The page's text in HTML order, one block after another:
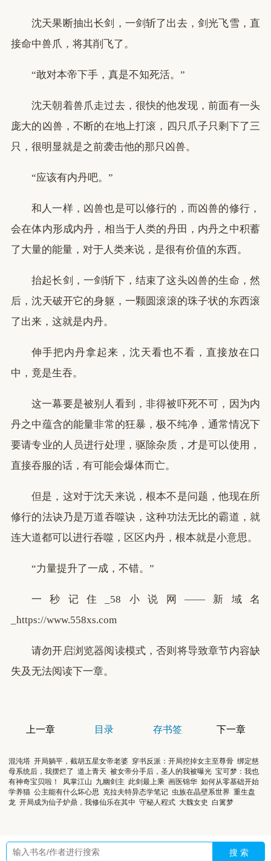
沈天果断抽出长剑，一剑斩了出去，剑光飞雪，直
接命中兽爪，将其削飞了。
“敢对本帝下手，真是不知死活。”
沈天朝着兽爪走过去，很快的他发现，前面有一头
庞大的凶兽，不断的在地上打滚，四只爪子只剩下了三
只，很明显就是之前袭击他的那只凶兽。
“应该有内丹吧。”
和人一样，凶兽也是可以修行的，而凶兽的修行，
会在体内形成内丹，相当于人类的丹田，内丹之中积蓄
了大量的能量，对于人类来说，是很有价值的东西。
抬起长剑，一剑斩下，结束了这头凶兽的生命，然
后，沈天破开它的身躯，一颗圆滚滚的珠子状的东西滚
了出来，这就是内丹。
伸手把内丹拿起来，沈天看也不看，直接放在口
中，竟是生吞。
这一幕要是被别人看到，非得被吓死不可，因为内
丹之中蕴含的能量非常的狂暴，极不纯净，通常情况下
要请专业的人员进行处理，驱除杂质，才是可以使用，
直接吞服的话，有可能会爆体而亡。
但是，这对于沈天来说，根本不是问题，他现在所
修行的法诀乃是万道吞噬诀，这种功法无比的霸道，就
连大道都可以进行吞噬，区区内丹，根本就是小意思。
“力量提升了一成，不错。”
一秒记住_58小说网——新域名
_https://www.558xs.com
请勿开启浏览器阅读模式，否则将导致章节内容缺
失及无法阅读下一章。
上一章 目录 存书签 下一章
混沌塔 开局躺平，截胡五星女帝老婆 穿书反派：开局挖掉女主至尊骨 绑定慈
母系统后，我摆烂了 道上青天 被女帝分手后，圣人的我被曝光 宝可梦：我也
有神奇宝贝啦！
凤掌江山 九幽剑主 此剑最上乘 画医锦华 如何从零基础开始
学养猫 公主能有什么坏心思 克拉夫特异态学笔记 虫族在晶壁系世界 重生盘
龙 开局成为仙子炉鼎，我修仙乐在其中 守秘人程式 大魏女史 白篱梦
搜 索